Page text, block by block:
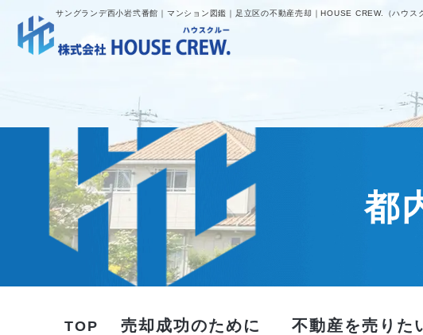
サングランデ西小岩弐番館｜マンション図鑑｜足立区の不動産売却｜HOUSE CREW.（ハウス
都
TOP 売却成功のために 不動産を売りた